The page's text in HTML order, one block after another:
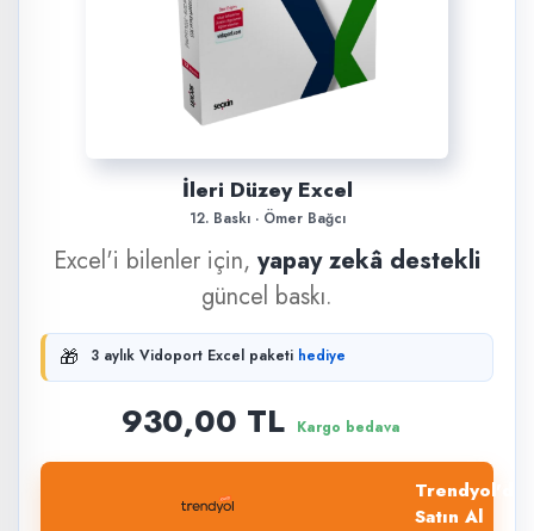
İleri Düzey Excel
12. Baskı · Ömer Bağcı
Excel'i bilenler için, yapay zekâ destekli
güncel baskı.
🎁 3 aylık Vidoport Excel paketi hediye
930,00 TL Kargo bedava
Trendyol'dan
Satın Al